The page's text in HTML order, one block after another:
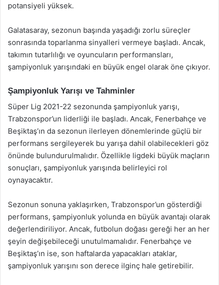
potansiyeli yüksek.
Galatasaray, sezonun başında yaşadığı zorlu süreçler
sonrasında toparlanma sinyalleri vermeye başladı. Ancak,
takımın tutarlılığı ve oyuncuların performansları,
şampiyonluk yarışındaki en büyük engel olarak öne çıkıyor.
Şampiyonluk Yarışı ve Tahminler
Süper Lig 2021-22 sezonunda şampiyonluk yarışı,
Trabzonspor’un liderliği ile başladı. Ancak, Fenerbahçe ve
Beşiktaş’ın da sezonun ilerleyen dönemlerinde güçlü bir
performans sergileyerek bu yarışa dahil olabilecekleri göz
önünde bulundurulmalıdır. Özellikle ligdeki büyük maçların
sonuçları, şampiyonluk yarışında belirleyici rol
oynayacaktır.
Sezonun sonuna yaklaşırken, Trabzonspor’un gösterdiği
performans, şampiyonluk yolunda en büyük avantajı olarak
değerlendiriliyor. Ancak, futbolun doğası gereği her an her
şeyin değişebileceği unutulmamalıdır. Fenerbahçe ve
Beşiktaş’ın ise, son haftalarda yapacakları ataklar,
şampiyonluk yarışını son derece ilginç hale getirebilir.